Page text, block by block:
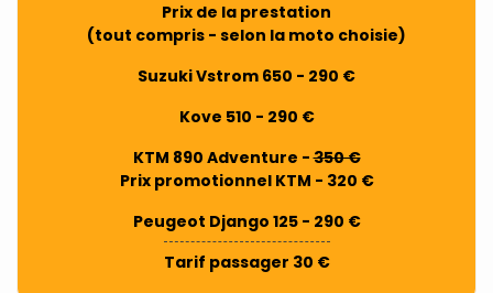
Prix de la prestation
(tout compris - selon la moto choisie)
Suzuki Vstrom 650 - 290 €
Kove 510 - 290 €
KTM 890 Adventure -350 €
Prix promotionnel KTM - 320 €
Peugeot Django 125 - 290 €
Tarif passager 30 €